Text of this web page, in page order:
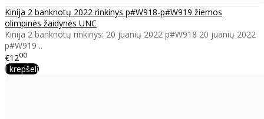
Kinija 2 banknotų 2022 rinkinys p#W918-p#W919 žiemos
olimpinės žaidynės UNC
Kinija 2 banknotų rinkinys: 20 juanių 2022 p#W918 20 juanių 2022
p#W919 ..
€1200
Į krepšelį